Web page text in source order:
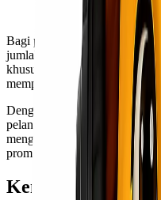
Bagi pelanggan bisnis yang
jumlah besar, Lionel Express
khusus atau diskon menarik.
memperkecil biaya
Dengan transparansi tarif dan
pelanggan bisa merasa
mengirim barang ke Kendari.
promo terkini agar
Kenapa Harus